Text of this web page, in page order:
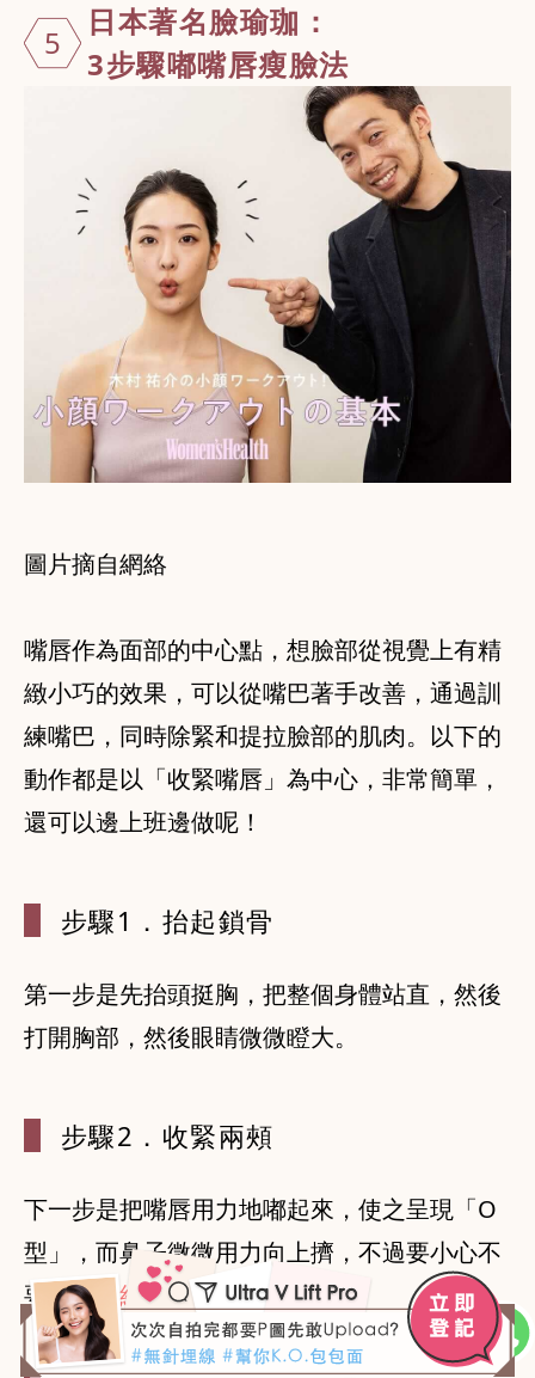
5
日本著名臉瑜珈：
3步驟嘟嘴唇瘦臉法
圖片摘自網絡
嘴唇作為面部的中心點，想臉部從視覺上有精
緻小巧的效果，可以從嘴巴著手改善，通過訓
練嘴巴，同時除緊和提拉臉部的肌肉。以下的
動作都是以「收緊嘴唇」為中心，非常簡單，
還可以邊上班邊做呢！
步驟1．抬起鎖骨
第一步是先抬頭挺胸，把整個身體站直，然後
打開胸部，然後眼睛微微瞪大。
步驟2．收緊兩頰
下一步是把嘴唇用力地嘟起來，使之呈現「O
型」，而鼻子微微用力向上擠，不過要小心不
要擠出 皺紋。